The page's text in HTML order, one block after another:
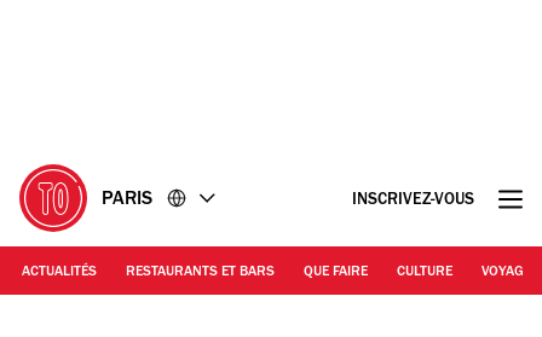
PARIS INSCRIVEZ-VOUS
ACTUALITÉS RESTAURANTS ET BARS QUE FAIRE CULTURE VOYAGE